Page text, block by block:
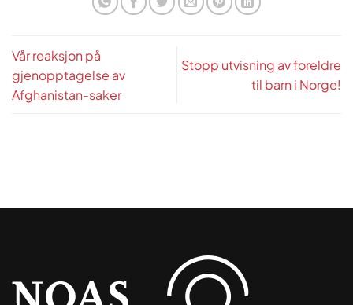
Vår reaksjon på
gjenopptagelse av
Afghanistan-saker
Stopp utvisning av foreldre
til barn i Norge!